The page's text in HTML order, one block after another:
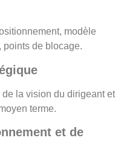
modèle
de blocage.
la vision du dirigeant et
terme.
et de